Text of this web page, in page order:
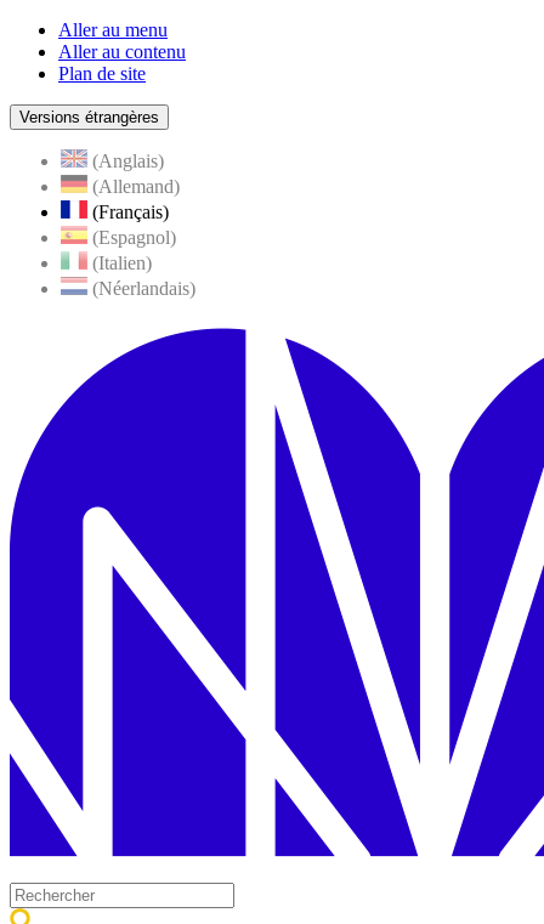
Aller au menu
Aller au contenu
Plan de site
Versions étrangères
(Anglais)
(Allemand)
(Français)
(Espagnol)
(Italien)
(Néerlandais)